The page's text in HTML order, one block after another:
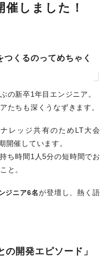
催しました！
くるのってめちゃく
の新卒1年目エンジニア。
たちも深くうなずきます。
レッジ共有のためLT大会
開催しています。
ち時間1人5分の短時間でお
と。
ジニア6名が登壇し、熱く語
開発エピソード」